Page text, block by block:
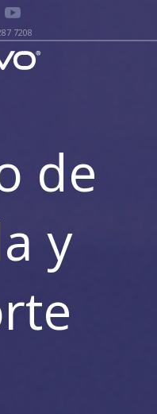
7208
de
y